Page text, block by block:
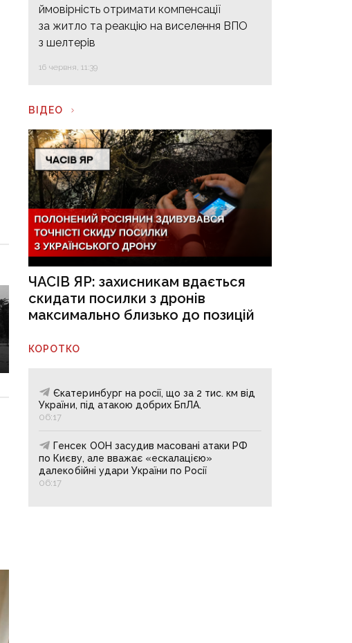
ймовірність отримати компенсації
за житло та реакцію на виселення ВПО
з шелтерів
16 червня, 11:39
ВІДЕО
ЧАСІВ ЯР: захисникам вдається
скидати посилки з дронів
максимально близько до позицій
КОРОТКО
Єкатеринбург на росії, що за 2 тис. км від
України, під атакою добрих БпЛА.
06:17
Генсек ООН засудив масовані атаки РФ
по Києву, але вважає «ескалацією»
далекобійні удари України по Росії
06:17